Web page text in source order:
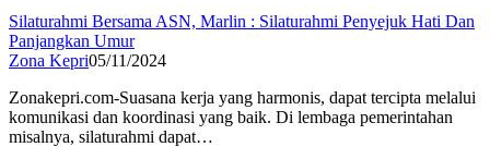
Silaturahmi Bersama ASN, Marlin : Silaturahmi Penyejuk Hati Dan
Panjangkan Umur
Zona Kepri05/11/2024
Zonakepri.com-Suasana kerja yang harmonis, dapat tercipta melalui
komunikasi dan koordinasi yang baik. Di lembaga pemerintahan
misalnya, silaturahmi dapat…